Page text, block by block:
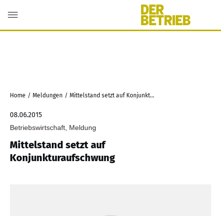
Home / Meldungen / Mittelstand setzt auf Konjunkturaufschwung
08.06.2015
Betriebswirtschaft, Meldung
Mittelstand setzt auf
Konjunkturaufschwung